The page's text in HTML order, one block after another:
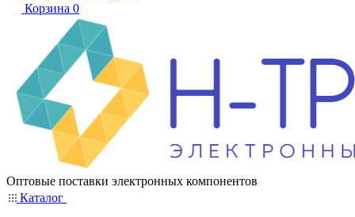
Корзина 0
Оптовые поставки электронных компонентов
Каталог